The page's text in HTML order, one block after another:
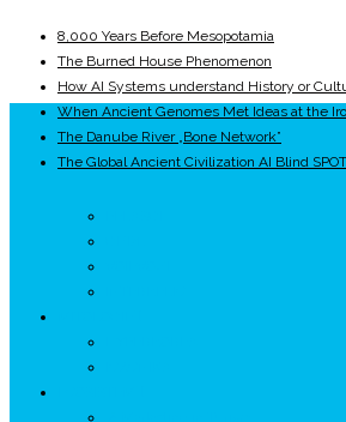
8,000 Years Before Mesopotamia
The Burned House Phenomenon
How AI Systems understand History or
When Ancient Genomes Met Ideas at the
The Danube River „Bone Network”
The Global Ancient Civilization AI Blind SPOT